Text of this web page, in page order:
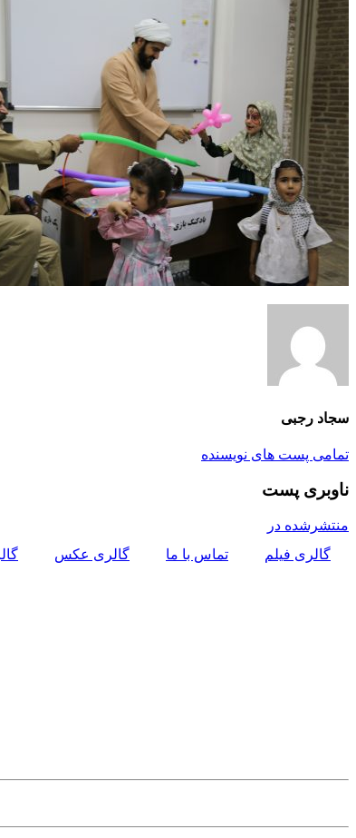
سجاد رجبی
تمامی پست های نویسنده
ناوبری پست
منتشرشده در
گالری فیلم
تماس با ما گالری عکس